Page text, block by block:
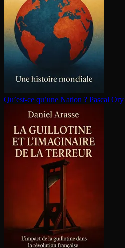
Qu’est-ce qu’une Nation ? Pascal Ory